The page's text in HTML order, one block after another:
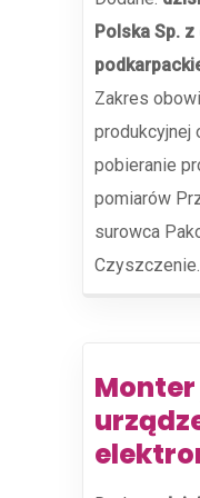
Polska Sp. z
Zakres
produkcyjnej
pobieranie
pomiarów
surowca